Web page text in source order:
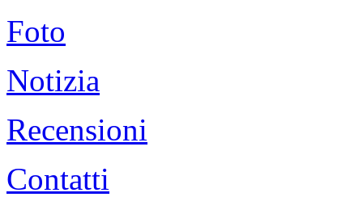
Foto
Notizia
Recensioni
Contatti